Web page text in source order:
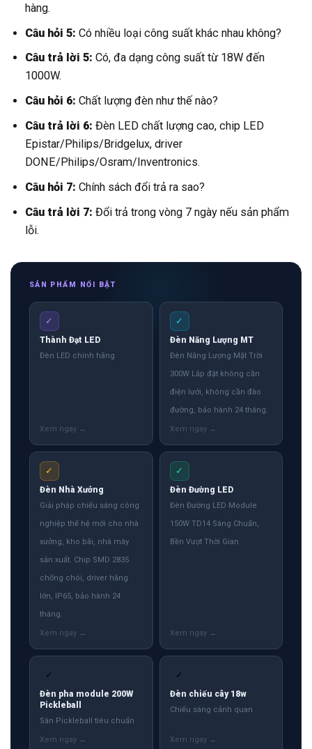
hàng.
Câu hỏi 5: Có nhiều loại công suất khác nhau không?
Câu trả lời 5: Có, đa dạng công suất từ 18W đến
1000W.
Câu hỏi 6: Chất lượng đèn như thế nào?
Câu trả lời 6: Đèn LED chất lượng cao, chip LED
Epistar/Philips/Bridgelux, driver
DONE/Philips/Osram/Inventronics.
Câu hỏi 7: Chính sách đổi trả ra sao?
Câu trả lời 7: Đổi trả trong vòng 7 ngày nếu sản phẩm
lỗi.
SẢN PHẨM NỔI BẬT
✓
Thành Đạt LED
Đèn LED chính hãng
✓
Đèn Năng Lượng MT
Đèn Năng Lượng Mặt Trời
300W Lắp đặt không cần
điện lưới, không cần đào
đường, bảo hành 24 tháng.
✓
Đèn Nhà Xưởng
Giải pháp chiếu sáng công
nghiệp thế hệ mới cho nhà
xưởng, kho bãi, nhà máy
sản xuất. Chip SMD 2835
chống chói, driver hãng
lớn, IP65, bảo hành 24
tháng.
✓
Đèn Đường LED
Đèn Đường LED Module
150W TD14 Sáng Chuẩn,
Bền Vượt Thời Gian
✓
Đèn pha module 200W
Pickleball
Sân Pickleball tiêu chuẩn
✓
Đèn chiếu cây 18w
Chiếu sáng cảnh quan